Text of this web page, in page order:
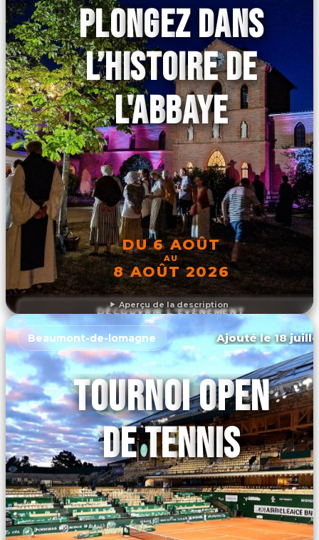
Aperçu de la description
PLONGEZ DANS
L’HISTOIRE DE
L'ABBAYE
DU 6 AOÛT
AU
8 AOÛT 2026
DÉCOUVRIR L'ÉVÉNEMENT
Beaumont-de-lomagne Ajouté le 18
TOURNOI OPEN
DE TENNIS